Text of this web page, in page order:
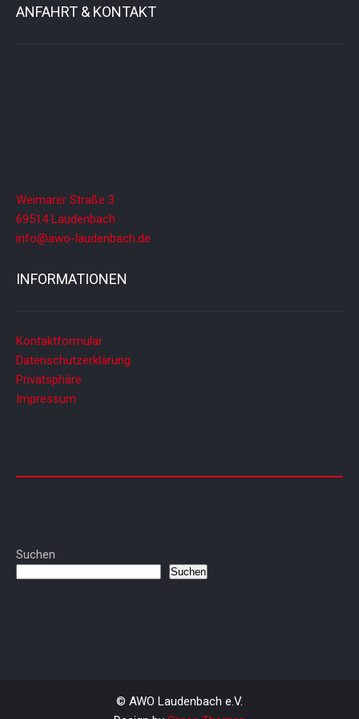
ANFAHRT & KONTAKT
Weimarer Straße 3
69514 Laudenbach
info@awo-laudenbach.de
INFORMATIONEN
Kontaktformular
Datenschutzerklärung
Privatsphäre
Impressum
Suchen
Suchen
© AWO Laudenbach e.V.